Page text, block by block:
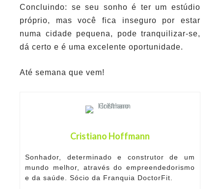
Concluindo: se seu sonho é ter um estúdio
próprio, mas você fica inseguro por estar
numa cidade pequena, pode tranquilizar-se,
dá certo e é uma excelente oportunidade.
Até semana que vem!
Cristiano Hoffmann
Sonhador, determinado e construtor de um
mundo melhor, através do empreendedorismo
e da saúde. Sócio da Franquia DoctorFit.